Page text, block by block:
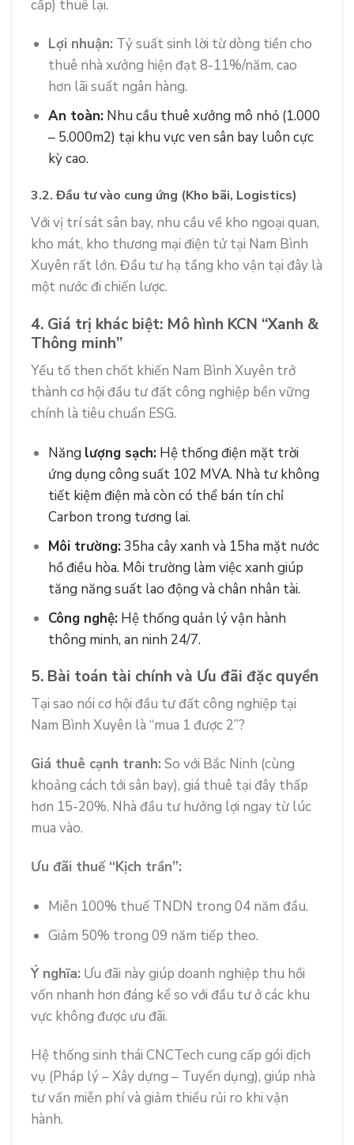
cấp) thuê lại.
Lợi nhuận: Tỷ suất sinh lời từ dòng tiền cho
thuê nhà xưởng hiện đạt 8-11%/năm, cao
hơn lãi suất ngân hàng.
An toàn: Nhu cầu thuê xưởng mô nhỏ (1.000
– 5.000m2) tại khu vực ven sân bay luôn cực
kỳ cao.
3.2. Đầu tư vào cung ứng (Kho bãi, Logistics)
Với vị trí sát sân bay, nhu cầu về kho ngoại quan,
kho mát, kho thương mại điện tử tại Nam Bình
Xuyên rất lớn. Đầu tư hạ tầng kho vận tại đây là
một nước đi chiến lược.
4. Giá trị khác biệt: Mô hình KCN “Xanh &
Thông minh”
Yếu tố then chốt khiến Nam Bình Xuyên trở
thành cơ hội đầu tư đất công nghiệp bền vững
chính là tiêu chuẩn ESG.
Năng lượng sạch: Hệ thống điện mặt trời
ứng dụng công suất 102 MVA. Nhà tư không
tiết kiệm điện mà còn có thể bán tín chỉ
Carbon trong tương lai.
Môi trường:35ha cây xanh và 15ha mặt nước
hồ điều hòa. Môi trường làm việc xanh giúp
tăng năng suất lao động và chân nhân tài.
Công nghệ: Hệ thống quản lý vận hành
thông minh, an ninh 24/7.
5. Bài toán tài chính và Ưu đãi đặc quyền
Tại sao nói cơ hội đầu tư đất công nghiệp tại
Nam Bình Xuyên là “mua 1 được 2”?
Giá thuê cạnh tranh: So với Bắc Ninh (cùng
khoảng cách tới sân bay), giá thuê tại đây thấp
hơn 15-20%. Nhà đầu tư hưởng lợi ngay từ lúc
mua vào.
Ưu đãi thuế “Kịch trần”:
Miễn 100% thuế TNDN trong 04 năm đầu.
Giảm 50% trong 09 năm tiếp theo.
Ý nghĩa: Ưu đãi này giúp doanh nghiệp thu hồi
vốn nhanh hơn đáng kể so với đầu tư ở các khu
vực không được ưu đãi.
Hệ thống sinh thái CNCTech cung cấp gói dịch
vụ (Pháp lý – Xây dựng – Tuyển dụng), giúp nhà
tư vấn miễn phí và giảm thiểu rủi ro khi vận
hành.